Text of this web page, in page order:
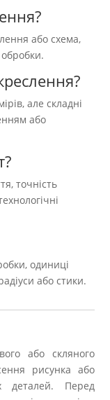
або схема,
обробки.
але складні
або
точність
одиниці
або стики.
або скляного
рисунка або
деталей. Перед